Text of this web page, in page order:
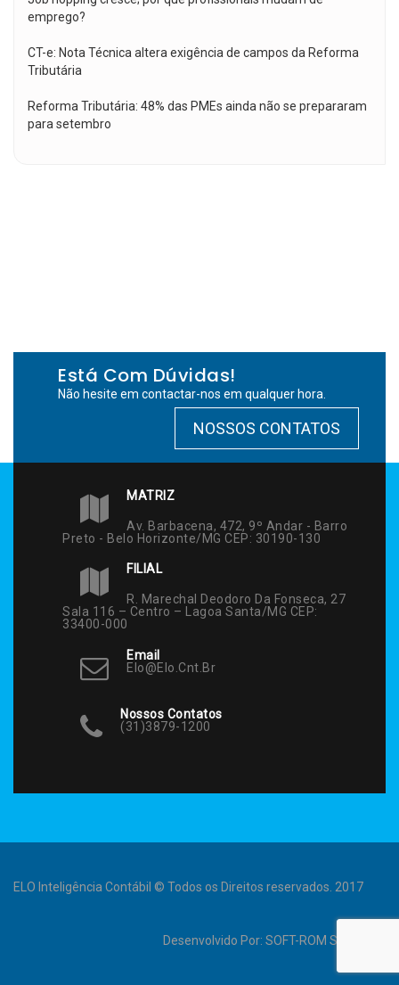
emprego?
CT-e: Nota Técnica altera exigência de campos da Reforma
Tributária
Reforma Tributária: 48% das PMEs ainda não se prepararam
para setembro
Está Com Dúvidas!
Não hesite em contactar-nos em qualquer hora.
NOSSOS CONTATOS
MATRIZ
Av. Barbacena, 472, 9º Andar - Barro
Preto - Belo Horizonte/MG CEP: 30190-130
FILIAL
R. Marechal Deodoro Da Fonseca, 27
Sala 116 – Centro – Lagoa Santa/MG CEP:
33400-000
Email
Elo@elo.cnt.br
Nossos Contatos
(31)3879-1200
ELO Inteligência Contábil © Todos os Direitos reservados. 2017
Desenvolvido Por: SOFT-ROM Sistemas